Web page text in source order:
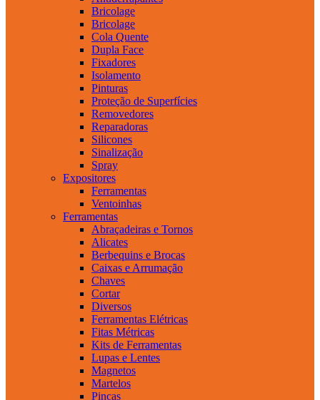
Bricolage
Bricolage
Cola Quente
Dupla Face
Fixadores
Isolamento
Pinturas
Proteção de Superfícies
Removedores
Reparadoras
Silicones
Sinalização
Spray
Expositores
Ferramentas
Ventoinhas
Ferramentas
Abraçadeiras e Tornos
Alicates
Berbequins e Brocas
Caixas e Arrumação
Chaves
Cortar
Diversos
Ferramentas Elétricas
Fitas Métricas
Kits de Ferramentas
Lupas e Lentes
Magnetos
Martelos
Pincas